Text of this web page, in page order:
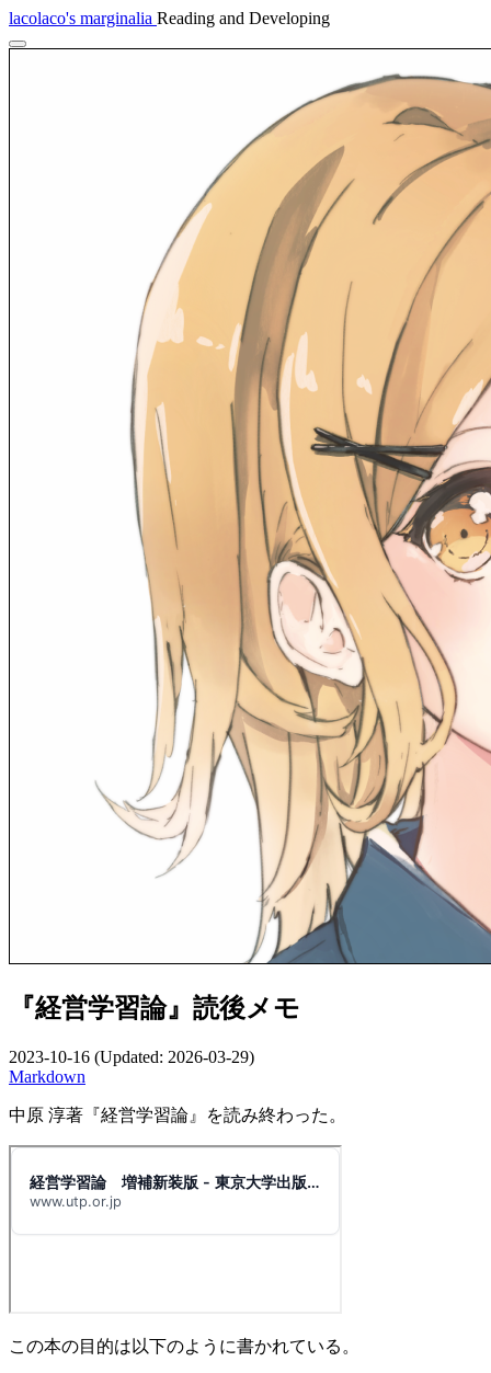
lacolaco's marginalia Reading and Developing
『経営学習論』読後メモ
2023-10-16 (Updated: 2026-03-29)
Markdown
中原 淳著『経営学習論』を読み終わった。
この本の目的は以下のように書かれている。